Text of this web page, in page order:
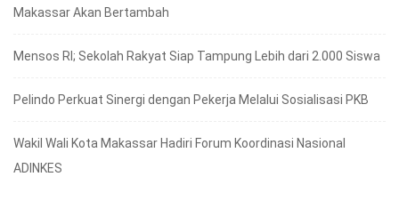
Makassar Akan Bertambah
Mensos RI; Sekolah Rakyat Siap Tampung Lebih dari 2.000 Siswa
Pelindo Perkuat Sinergi dengan Pekerja Melalui Sosialisasi PKB
Wakil Wali Kota Makassar Hadiri Forum Koordinasi Nasional
ADINKES